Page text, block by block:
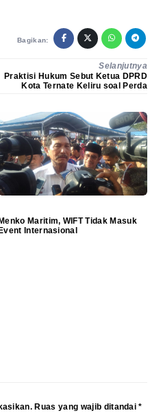
Bagikan:
Selanjutnya
Praktisi Hukum Sebut Ketua DPRD
Kota Ternate Keliru soal Perda
Maritim, WIFT Tidak Masuk
Internasional
Ruas yang wajib ditandai*